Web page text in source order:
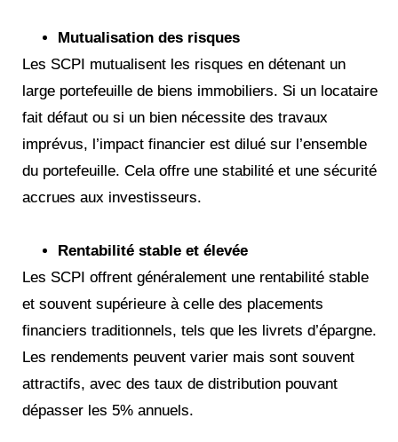
Mutualisation des risques
Les SCPI mutualisent les risques en détenant un
large portefeuille de biens immobiliers. Si un locataire
fait défaut ou si un bien nécessite des travaux
imprévus, l’impact financier est dilué sur l’ensemble
du portefeuille. Cela offre une stabilité et une sécurité
accrues aux investisseurs.
Rentabilité stable et élevée
Les SCPI offrent généralement une rentabilité stable
et souvent supérieure à celle des placements
financiers traditionnels, tels que les livrets d’épargne.
Les rendements peuvent varier mais sont souvent
attractifs, avec des taux de distribution pouvant
dépasser les 5% annuels.